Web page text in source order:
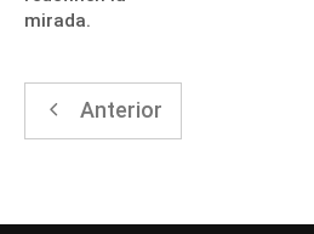
Anterior